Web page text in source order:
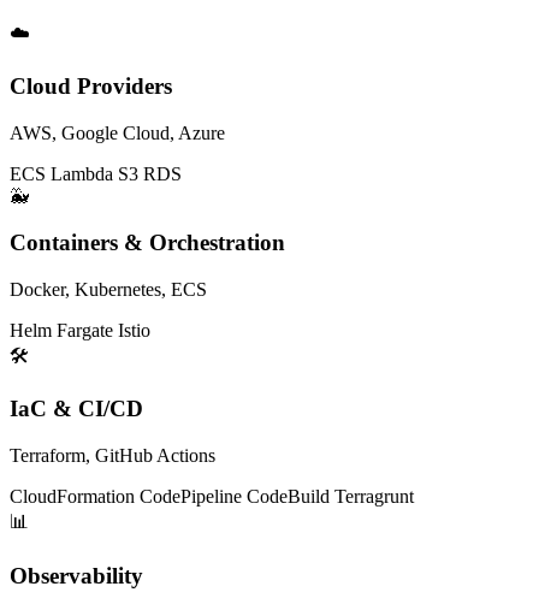
☁️
Cloud Providers
AWS, Google Cloud, Azure
ECS Lambda S3 RDS
🐳
Containers & Orchestration
Docker, Kubernetes, ECS
Helm Fargate Istio
🛠️
IaC & CI/CD
Terraform, GitHub Actions
CloudFormation CodePipeline CodeBuild Terragrunt
📊
Observability